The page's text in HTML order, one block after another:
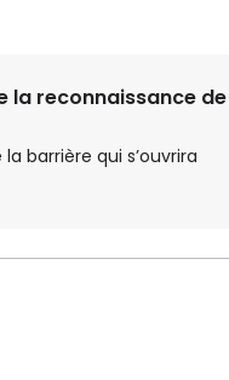
la reconnaissance de
barrière qui s’ouvrira